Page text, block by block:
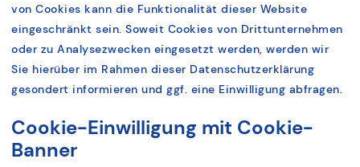
von Cookies kann die Funktionalität dieser Website
eingeschränkt sein. Soweit Cookies von Drittunternehmen
oder zu Analysezwecken eingesetzt werden, werden wir
Sie hierüber im Rahmen dieser Datenschutzerklärung
gesondert informieren und ggf. eine Einwilligung abfragen.
Cookie-Einwilligung mit Cookie-
Banner